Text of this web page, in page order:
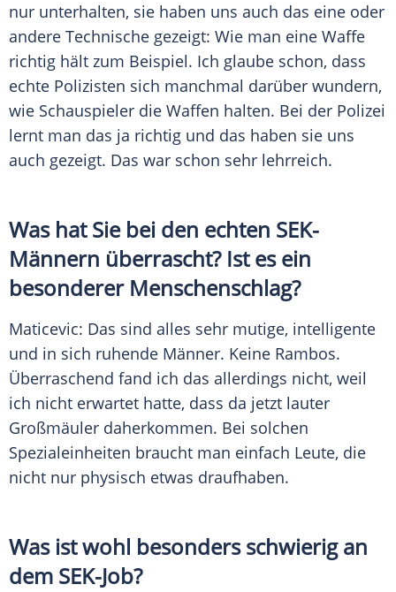
nur unterhalten, sie haben uns auch das eine oder
andere Technische gezeigt: Wie man eine Waffe
richtig hält zum Beispiel. Ich glaube schon, dass
echte Polizisten sich manchmal darüber wundern,
wie Schauspieler die Waffen halten. Bei der Polizei
lernt man das ja richtig und das haben sie uns
auch gezeigt. Das war schon sehr lehrreich.
Was hat Sie bei den echten SEK-
Männern überrascht? Ist es ein
besonderer Menschenschlag?
Maticevic: Das sind alles sehr mutige, intelligente
und in sich ruhende Männer. Keine Rambos.
Überraschend fand ich das allerdings nicht, weil
ich nicht erwartet hatte, dass da jetzt lauter
Großmäuler daherkommen. Bei solchen
Spezialeinheiten braucht man einfach Leute, die
nicht nur physisch etwas draufhaben.
Was ist wohl besonders schwierig an
dem SEK-Job?